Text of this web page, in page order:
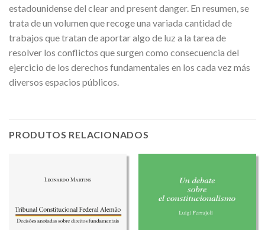
estadounidense del clear and present danger. En resumen, se
trata de un volumen que recoge una variada cantidad de
trabajos que tratan de aportar algo de luz a la tarea de
resolver los conflictos que surgen como consecuencia del
ejercicio de los derechos fundamentales en los cada vez más
diversos espacios públicos.
PRODUTOS RELACIONADOS